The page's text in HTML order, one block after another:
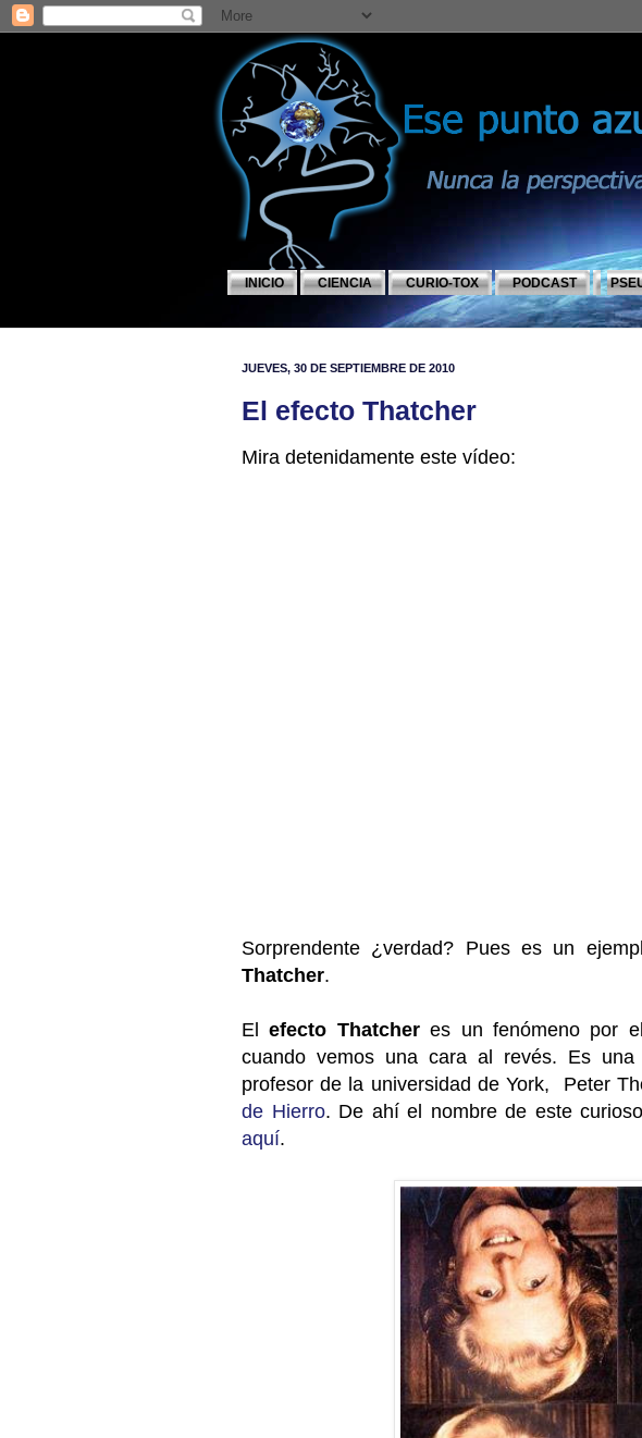
INICIO CIENCIA CURIO-TOX PODCAST
JUEVES, 30 DE SEPTIEMBRE DE 2010
El efecto Thatcher
Mira detenidamente este vídeo:
Sorprendente ¿verdad? Pues es un
Thatcher.
Elefecto Thatcheres un fenómeno por
cuando vemos una cara al revés. Es
profesor de la universidad de York, Peter
de Hierro. De ahí el nombre de este
aquí.